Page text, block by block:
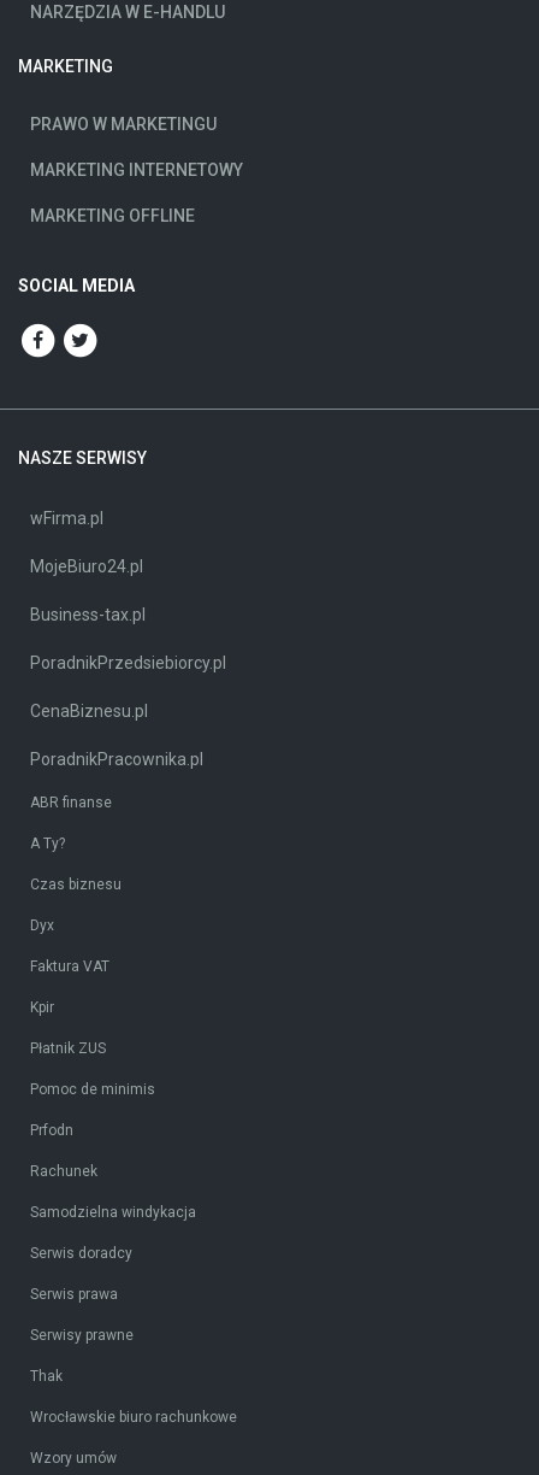
NARZĘDZIA W E-HANDLU
MARKETING
PRAWO W MARKETINGU
MARKETING INTERNETOWY
MARKETING OFFLINE
SOCIAL MEDIA
NASZE SERWISY
wFirma.pl
MojeBiuro24.pl
Business-tax.pl
PoradnikPrzedsiebiorcy.pl
CenaBiznesu.pl
PoradnikPracownika.pl
ABR finanse
A Ty?
Czas biznesu
Dyx
Faktura VAT
Kpir
Płatnik ZUS
Pomoc de minimis
Prfodn
Rachunek
Samodzielna windykacja
Serwis doradcy
Serwis prawa
Serwisy prawne
Thak
Wrocławskie biuro rachunkowe
Wzory umów